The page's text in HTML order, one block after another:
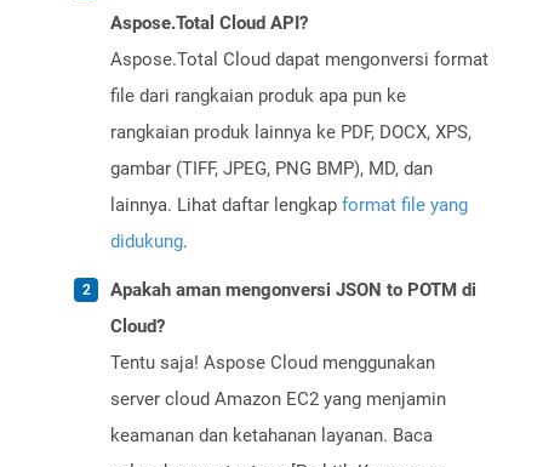
Aspose.Total Cloud API?
Aspose.Total Cloud dapat mengonversi format
file dari rangkaian produk apa pun ke
rangkaian produk lainnya ke PDF, DOCX, XPS,
gambar (TIFF, JPEG, PNG BMP), MD, dan
lainnya. Lihat daftar lengkap format file yang
didukung.
Apakah aman mengonversi JSON to POTM di
Cloud?
Tentu saja! Aspose Cloud menggunakan
server cloud Amazon EC2 yang menjamin
keamanan dan ketahanan layanan. Baca